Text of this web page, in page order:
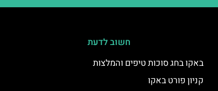
חשוב לדעת
באקו בחג סוכות טיפים והמלצות
קניון פורט באקו